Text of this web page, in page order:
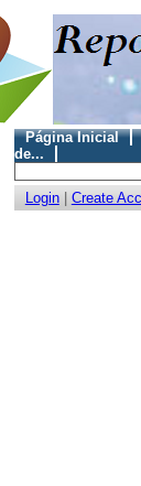
Página Inicial
de...
Login| Create